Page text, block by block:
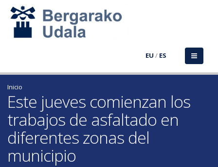
EU / ES
Inicio
Este jueves comienzan los
trabajos de asfaltado en
diferentes zonas del
municipio